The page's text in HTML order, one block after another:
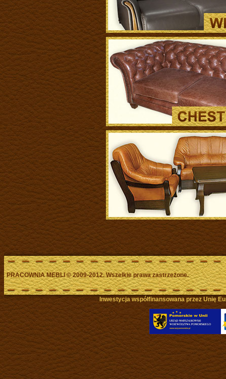
PRACOWNIA MEBLI©2009-2012. Wszelkie prawa zastrzeżone.
Inwestycja współfinansowana przez Unię